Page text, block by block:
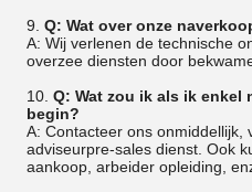
9. Q: Wat over onze
A: Wij verlenen de technische
overzee diensten door
10. Q: Wat zou ik als ik enkel
begin?
A: Contacteer ons onmiddellijk,
adviseurpre-sales dienst. Ook
aankoop, arbeider opleiding,